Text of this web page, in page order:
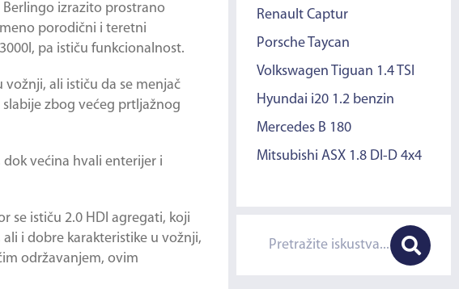
izrazito prostrano
porodični i teretni
pa ističu funkcionalnost.
ali ističu da se menjač
zbog većeg prtljažnog
većina hvali enterijer i
se ističu 2.0 HDI agregati, koji
i dobre karakteristike u vožnji,
održavanjem, ovim
Renault Captur
Porsche Taycan
Volkswagen Tiguan 1.4 TSI
Hyundai i20 1.2 benzin
Mercedes B 180
Mitsubishi ASX 1.8 DI-D 4x4